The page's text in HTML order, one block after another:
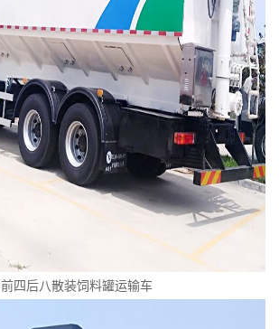
前四后八散装饲料罐运输车